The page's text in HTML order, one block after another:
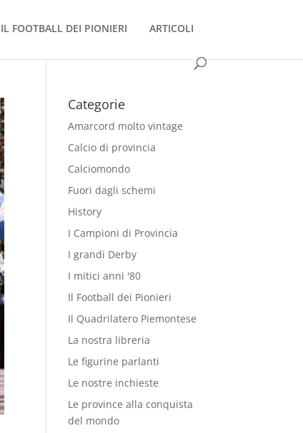
IL FOOTBALL DEI PIONIERI ARTICOLI
Categorie
Amarcord molto vintage
Calcio di provincia
Calciomondo
Fuori dagli schemi
History
I Campioni di Provincia
I grandi Derby
I mitici anni '80
Il Football dei Pionieri
Il Quadrilatero Piemontese
La nostra libreria
Le figurine parlanti
Le nostre inchieste
Le province alla conquista
del mondo